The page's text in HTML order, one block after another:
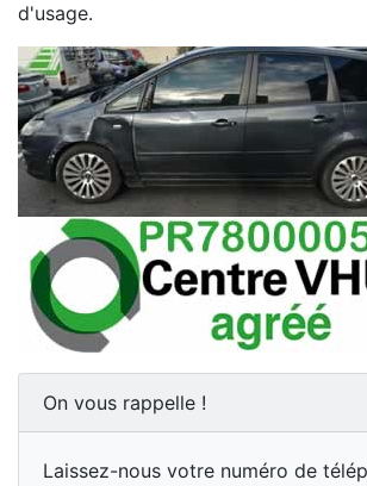
d'usage.
On vous rappelle !
Laissez-nous votre numéro de